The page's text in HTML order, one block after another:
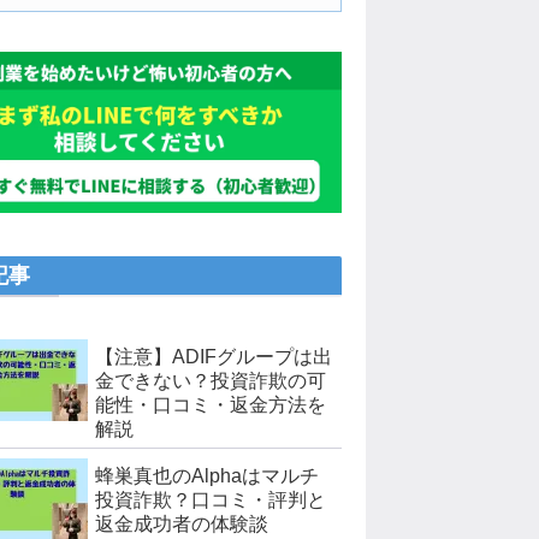
事
【注意】ADIFグループは出
金できない？投資詐欺の可
能性・口コミ・返金方法を
解説
蜂巣真也のAlphaはマルチ
投資詐欺？口コミ・評判と
返金成功者の体験談